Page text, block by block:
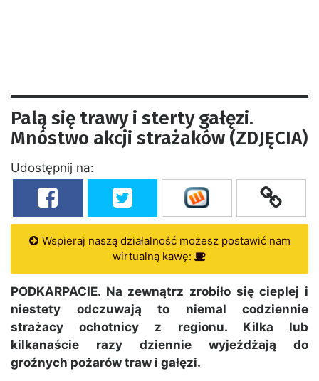
Palą się trawy i sterty gałęzi.
Mnóstwo akcji strażaków (ZDJĘCIA)
Udostępnij na:
Wspieraj naszą działalność możesz postawić nam
wirtualną kawę:
PODKARPACIE. Na zewnątrz zrobiło się cieplej i
niestety odczuwają to niemal codziennie
strażacy ochotnicy z regionu. Kilka lub
kilkanaście razy dziennie wyjeżdżają do
groźnych pożarów traw i gałęzi.